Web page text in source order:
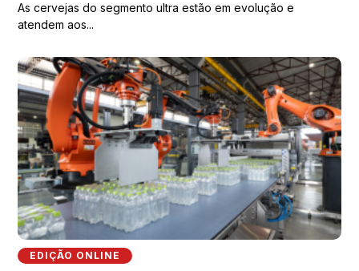
As cervejas do segmento ultra estão em evolução e
atendem aos...
EDIÇÃO ONLINE